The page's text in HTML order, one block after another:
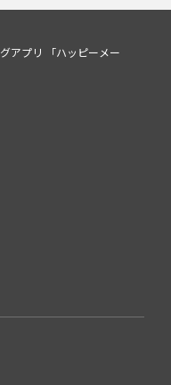
アプリ 「ハッピーメー